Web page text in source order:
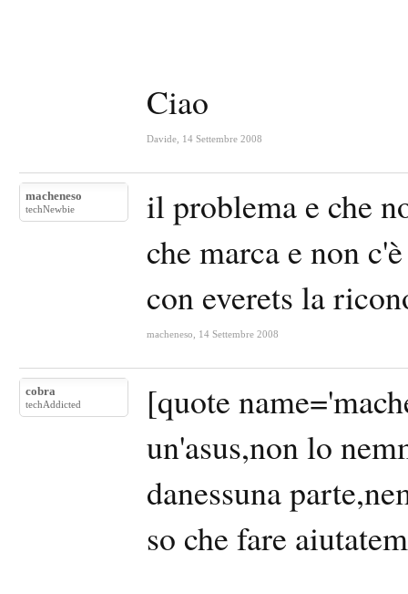
Ciao
Davide 14 Settembre 2008
macheneso
techNewbie
il problema e che
che marca e non
con everets la
macheneso 14 Settembre 2008
cobra
techAddicted
[quote
un'asus,non lo
danessuna
so che fare